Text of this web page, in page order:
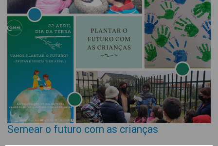
Semear o futuro com as crianças